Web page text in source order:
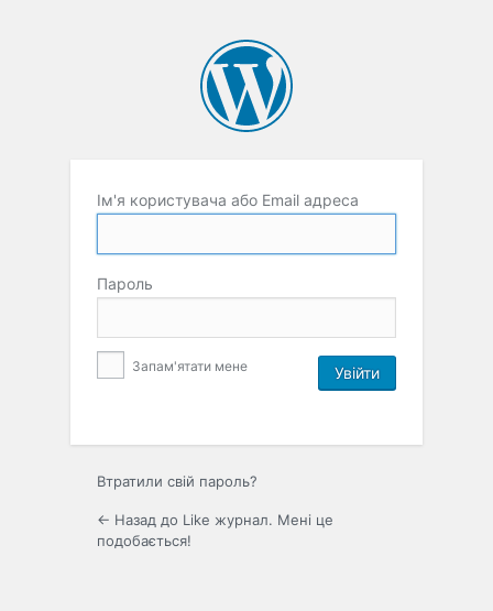
Ім'я користувача або Email адреса
Пароль
Запам'ятати мене
Втратили свій пароль?
← Назад до Like журнал. Мені це
подобається!